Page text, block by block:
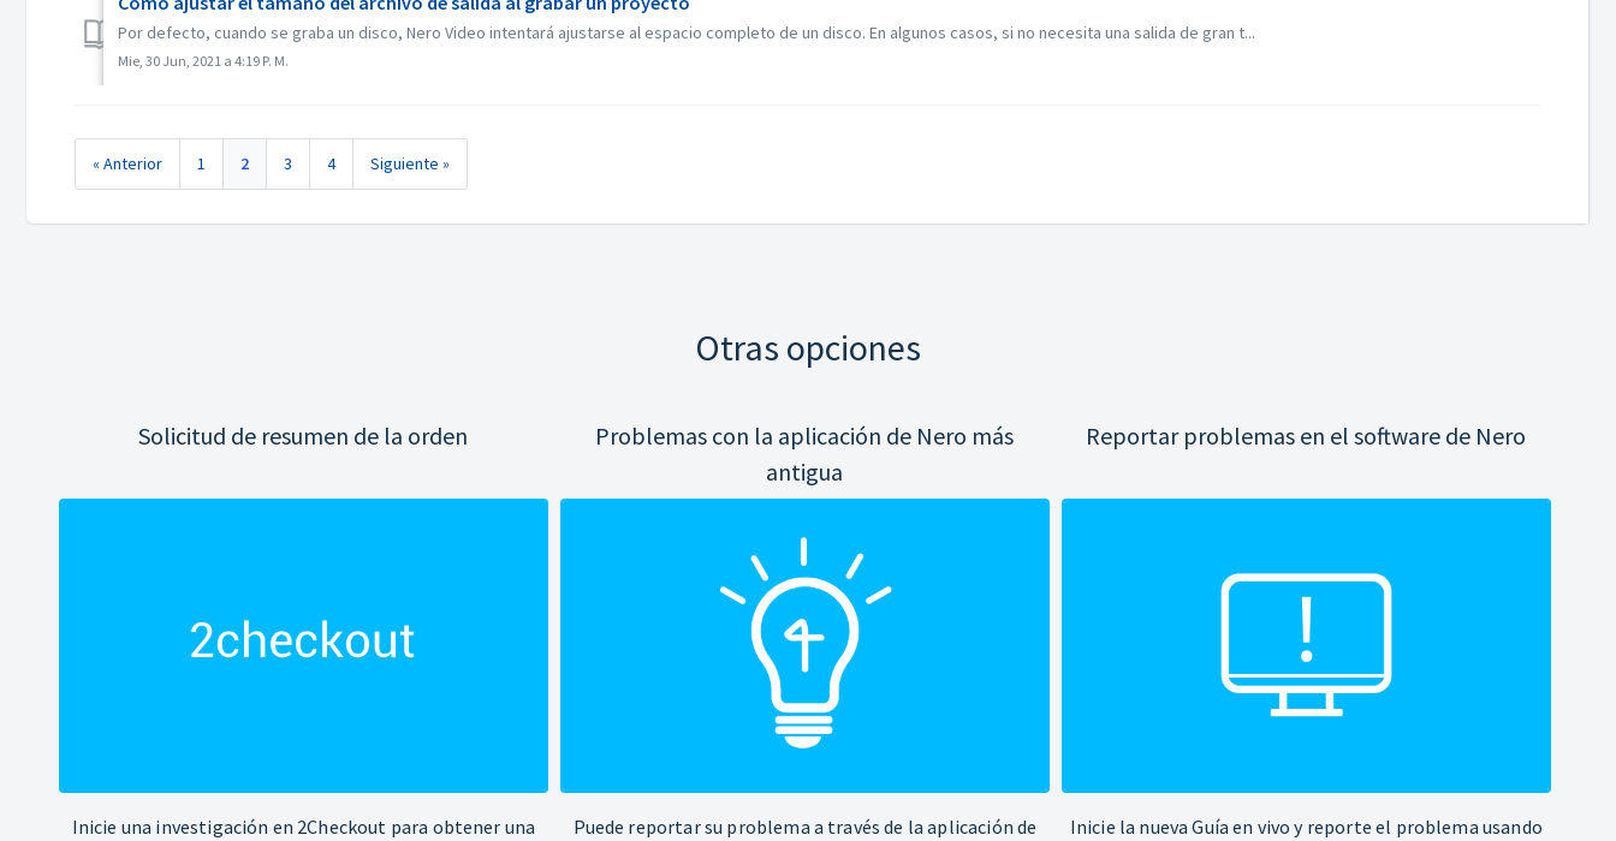
Por defecto, cuando se graba un disco, Nero Video intentará ajustarse al espacio completo de un disco. En algunos casos, si no necesita una salida de gran t...
Mie, 30 Jun, 2021 a 4:19 P. M.
« Anterior 1 2 3 4 Siguiente »
Otras opciones
Solicitud de resumen de la orden
Inicie una investigación en 2Checkout para obtener una
Problemas con la aplicación de Nero más
antigua
Puede reportar su problema a través de la aplicación de
Reportar problemas en el software de Nero
Inicie la nueva Guía en vivo y reporte el problema usando